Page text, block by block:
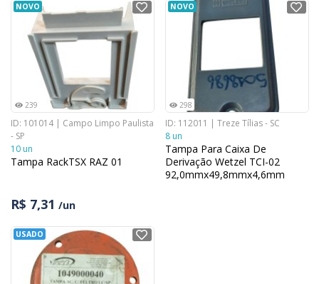
NOVO
239
ID: 101014 | Campo Limpo Paulista
- SP
10 un
Tampa RackTSX RAZ 01
R$ 7,31 /un
NOVO
298
ID: 112011 | Treze Tílias - SC
8 un
Tampa Para Caixa De
Derivação Wetzel TCI-02
92,0mmx49,8mmx4,6mm
USADO